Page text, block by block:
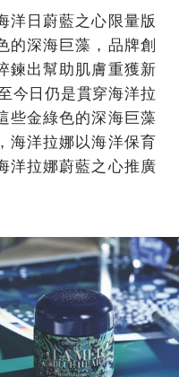
洋日蔚藍之心限量版
的深海巨藻，品牌創
鍊出幫助肌膚重獲新
今日仍是貫穿海洋拉
些金綠色的深海巨藻
海洋拉娜以海洋保育
洋拉娜蔚藍之心推廣